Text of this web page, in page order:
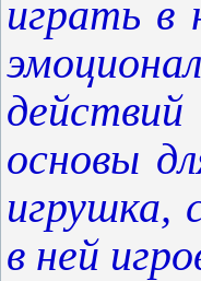
играть в
основы
игрушка,
в ней